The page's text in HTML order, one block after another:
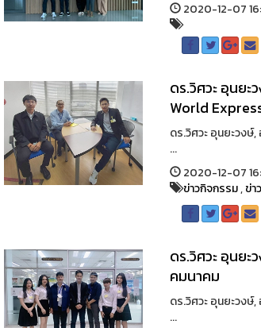
2020-12-07
ดร.วิศวะ อุนย
World
ดร.วิศวะ อุนยะวงษ์
...
2020-12-07
ข่าวกิจกรรม,ข่
ดร.วิศวะ อุนยะ
คมนาคม
ดร.วิศวะ อุนยะวงษ์
...